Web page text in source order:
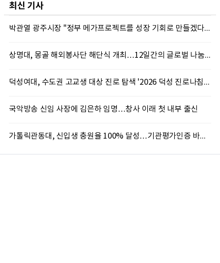
최신 기사
박관열 광주시장 "정부 메가프로젝트를 성장 기회로 만들겠다"…첫 시정토론회 개최
상명대, 몽골 해외봉사단 해단식 개최…12일간의 글로벌 나눔 성료
덕성여대, 수도권 고교생 대상 진로 탐색 '2026 덕성 진로나침판' 개최
국악방송 신임 사장에 김은하 임명…창사 이래 첫 내부 출신
가톨릭관동대, 신입생 충원율 100% 달성…기관평가인증 바탕 학생 지원 '가속'